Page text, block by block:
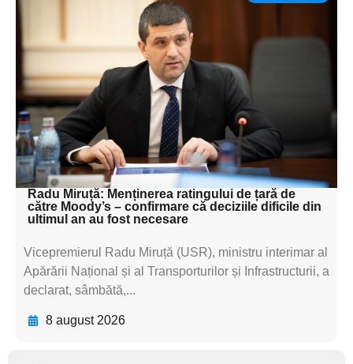
Adaugă aici textul pentru
subtitluAdaugă aici
textul pentru
subtitluAdaugă aici
textul pentru
subtitluAdaugă aici
textul pentru subti
Radu Miruță: Menținerea ratingului de țară de
către Moody’s – confirmare că deciziile dificile din
ultimul an au fost necesare
Vicepremierul Radu Miruță (USR), ministru interimar al
Apărării Național și al Transporturilor și Infrastructurii, a
declarat, sâmbătă,...
8 august 2026